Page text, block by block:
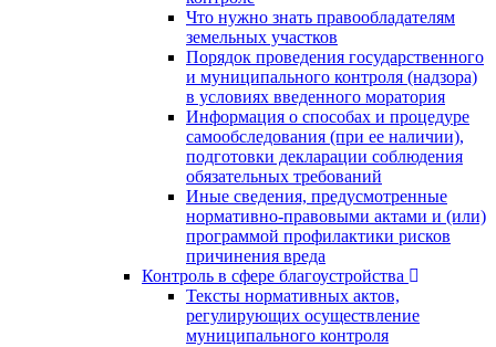
Что нужно знать правообладателям
земельных участков
Порядок проведения государственного
и муниципального контроля (надзора)
в условиях введенного моратория
Информация о способах и процедуре
самообследования (при ее наличии),
подготовки декларации соблюдения
обязательных требований
Иные сведения, предусмотренные
нормативно-правовыми актами и (или)
программой профилактики рисков
причинения вреда
Контроль в сфере благоустройства
Тексты нормативных актов,
регулирующих осуществление
муниципального контроля